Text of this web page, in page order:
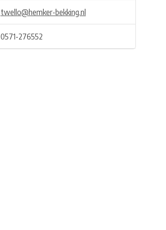
twello@hemker-bekking.nl
0571-276552